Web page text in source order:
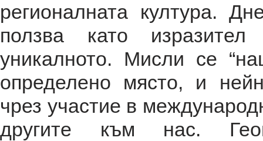
регионалната култура.
ползва като
уникалното. Мисли се
определено място, и
чрез участие в
другите към нас.